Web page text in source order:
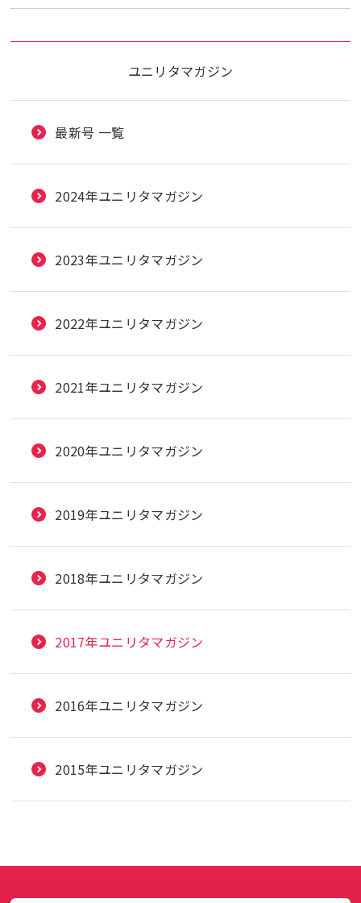
ユニリタマガジン
最新号 一覧
2024年ユニリタマガジン
2023年ユニリタマガジン
2022年ユニリタマガジン
2021年ユニリタマガジン
2020年ユニリタマガジン
2019年ユニリタマガジン
2018年ユニリタマガジン
2017年ユニリタマガジン
2016年ユニリタマガジン
2015年ユニリタマガジン